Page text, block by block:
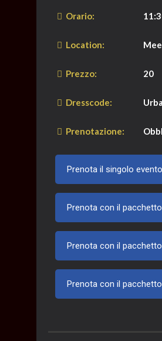
Orario:
Location:
Prezzo: 20
Dresscode:
Prenotazione:
Prenota il singolo evento
Prenota con il
Prenota con il
Prenota con il